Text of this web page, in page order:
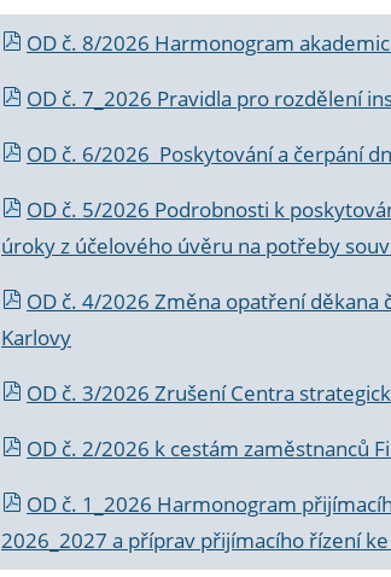
OD č. 8/2026 Harmonogram
OD č. 7_2026 Pravidla pro rozdělení
OD č. 6/2026 Poskytování a čerpání
OD č. 5/2026 Podrobnosti k
úroky z účelového úvěru na potřeby
OD č. 4/2026 Změna opatření
Karlovy
OD č. 3/2026 Zrušení Centra
OD č. 2/2026 k cestám zaměstnanců
OD č. 1_2026 Harmonogram
2026_2027 a příprav přijímacího řízení